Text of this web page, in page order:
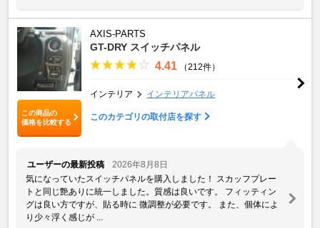
この商品の
価格を比較する
AXIS-PARTS
GT-DRY スイッチパネル
4.41 （212件）
インテリア インテリアパネル
このカテゴリの取付店を探す
ユーザーの最新投稿
2026年8月8日
気になっていたスイッチパネルを購入しました！ スカッフプレー
トと同じ艶ありに統一しました。質感は良いです。 フィッティン
グは良い方ですが、貼る時に 微調整が必要です。 また、個体によ
り少々浮く感じが ...